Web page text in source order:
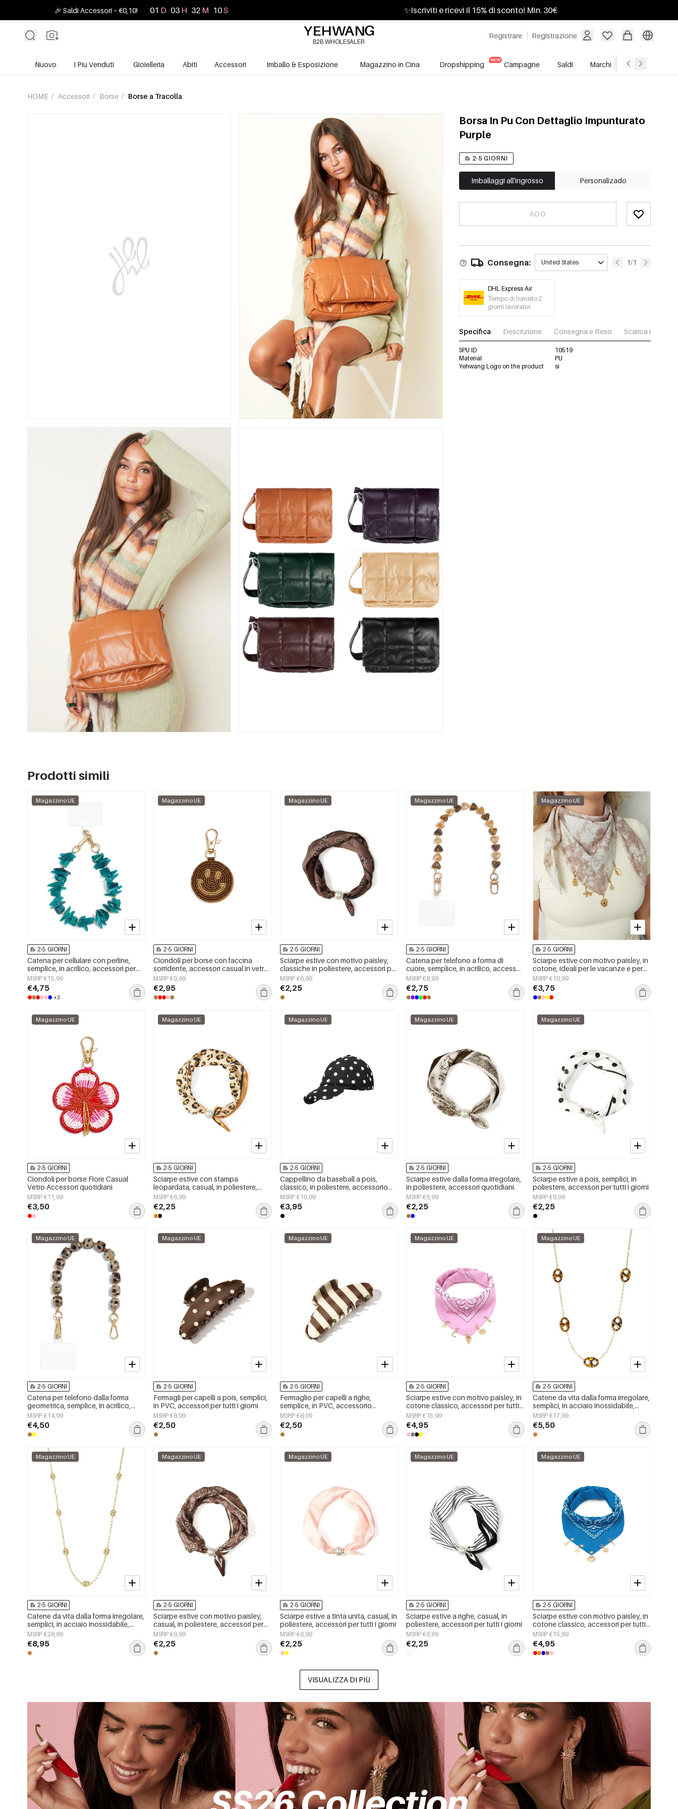
🎉 Saldi Accessori – €0,10! 01 D 03 H 32 M 09S ✨Iscriviti e ricevi il 15% di sconto! Min. 30€
Registrare Registrazione
B2B WHOLESALER
Nuovo I Più Venduti Gioielleria Abiti Accessori Imballo & Esposizione Magazzino in Cina Dropshipping Campagne Saldi Marchi Servizio
HOME / Accessori / Borse / Borse a Tracolla
Borsa In Pu Con Dettaglio Impunturato
Purple
2-5 GIORNI
Imballaggi all'ingrosso Personalizado
ADD
Consegna: United States 1/1
DHL Express Air
Tempo di transito 2
giorni lavorativi
Specifica Descrizione Consegna e Reso Scarica immagini
SPU ID
10519
Material
PU
Yehwang Logo on the product
sì
Prodotti simili
Magazzino UE
2-5 GIORNI
Catena per cellulare con perline,
semplice, in acrilico, accessori per
tutti i giorni
MSRP €15,99
€4,75
+3
Magazzino UE
2-5 GIORNI
Ciondoli per borse con faccina
sorridente, accessori casual in vetro
per tutti i giorni
MSRP €9,99
€2,95
Magazzino UE
2-5 GIORNI
Sciarpe estive con motivo paisley,
classiche in poliestere, accessori per
tutti i giorni.
MSRP €6,99
€2,25
Magazzino UE
2-5 GIORNI
Catena per telefono a forma di
cuore, semplice, in acrilico, accessori
per tutti i giorni
MSRP €8,99
€2,75
Magazzino UE
2-5 GIORNI
Sciarpe estive con motivo paisley, in
cotone, ideali per le vacanze e per
tutti i giorni.
MSRP €10,99
€3,75
Magazzino UE
2-5 GIORNI
Ciondoli per borse Fiore Casual
Vetro Accessori quotidiani
MSRP €11,99
€3,50
Magazzino UE
2-5 GIORNI
Sciarpe estive con stampa
leopardata, casual, in poliestere,
accessori per tutti i giorni
MSRP €6,99
€2,25
Magazzino UE
2-5 GIORNI
Cappellino da baseball a pois,
classico, in poliestere, accessorio
per tutti i giorni
MSRP €10,99
€3,95
Magazzino UE
2-5 GIORNI
Sciarpe estive dalla forma irregolare,
in poliestere, accessori quotidiani.
MSRP €6,99
€2,25
Magazzino UE
2-5 GIORNI
Sciarpe estive a pois, semplici, in
poliestere, accessori per tutti i giorni
MSRP €6,99
€2,25
Magazzino UE
2-5 GIORNI
Catena per telefono dalla forma
geometrica, semplice, in acrilico,
accessori per tutti i giorni
MSRP €14,99
€4,50
Magazzino UE
2-5 GIORNI
Fermagli per capelli a pois, semplici,
in PVC, accessori per tutti i giorni
MSRP €8,99
€2,50
Magazzino UE
2-5 GIORNI
Fermaglio per capelli a righe,
semplice, in PVC, accessorio
quotidiano
MSRP €8,99
€2,50
Magazzino UE
2-5 GIORNI
Sciarpe estive con motivo paisley, in
cotone classico, accessori per tutti i
giorni
MSRP €15,99
€4,95
Magazzino UE
2-5 GIORNI
Catene da vita dalla forma irregolare,
semplici, in acciaio inossidabile,
accessori per tutti i giorni
MSRP €17,99
€5,50
Magazzino UE
2-5 GIORNI
Catene da vita dalla forma irregolare,
semplici, in acciaio inossidabile,
accessori per tutti i giorni
MSRP €28,99
€8,95
Magazzino UE
2-5 GIORNI
Sciarpe estive con motivo paisley,
casual, in poliestere, accessori per
tutti i giorni
MSRP €6,99
€2,25
Magazzino UE
2-5 GIORNI
Sciarpe estive a tinta unita, casual, in
poliestere, accessori per tutti i giorni
MSRP €6,99
€2,25
Magazzino UE
2-5 GIORNI
Sciarpe estive a righe, casual, in
poliestere, accessori per tutti i giorni
MSRP €6,99
€2,25
Magazzino UE
2-5 GIORNI
Sciarpe estive con motivo paisley, in
cotone classico, accessori per tutti i
giorni
MSRP €15,99
€4,95
VISUALIZZA DI PIÙ